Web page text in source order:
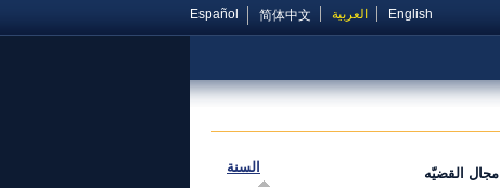
English العربية 简体中文
Español
مجال القضيّه السنة